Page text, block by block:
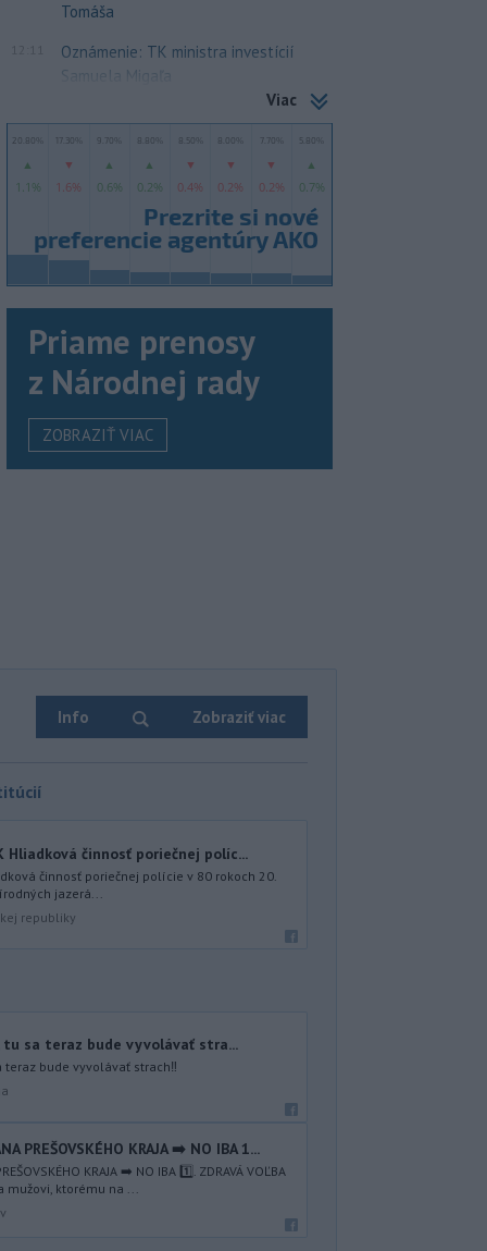
Tomáša
Oznámenie: TK ministra investícií
Samuela Migaľa
Viac
Priame prenosy
z Národnej rady
ZOBRAZIŤ VIAC
Info Zobraziť viac
Hliadková činnosť poriečnej políc...
činnosť poriečnej polície v 80 rokoch 20.
jazerá...
republiky
sa teraz bude vyvolávať stra...
teraz bude vyvolávať strach‼️
PREŠOVSKÉHO KRAJA ➡️ NO IBA 1️...
KRAJA ➡️ NO IBA 1️⃣. ZDRAVÁ VOĽBA
mužovi, ktorému na ...